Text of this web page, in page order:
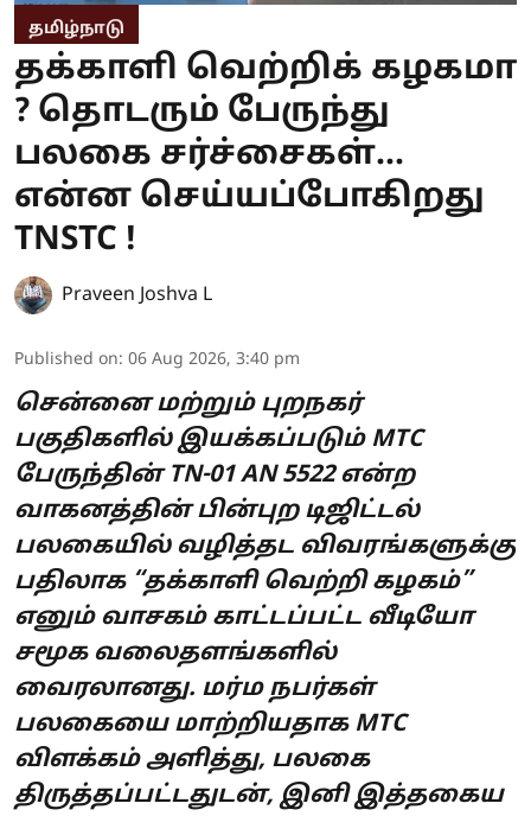
தமிழ்நாடு
தக்காளி வெற்றிக் கழகமா
? தொடரும் பேருந்து
பலகை சர்ச்சைகள்...
என்ன செய்யப்போகிறது
TNSTC !
Praveen Joshva L
Published on: 06 Aug 2026, 3:40 pm
சென்னை மற்றும் புறநகர்
பகுதிகளில் இயக்கப்படும் MTC
பேருந்தின் TN-01 AN 5522 என்ற
வாகனத்தின் பின்புற டிஜிட்டல்
பலகையில் வழித்தட விவரங்களுக்கு
பதிலாக “தக்காளி வெற்றி கழகம்”
எனும் வாசகம் காட்டப்பட்ட வீடியோ
சமூக வலைதளங்களில்
வைரலானது. மர்ம நபர்கள்
பலகையை மாற்றியதாக MTC
விளக்கம் அளித்து, பலகை
திருத்தப்பட்டதுடன், இனி இத்தகைய